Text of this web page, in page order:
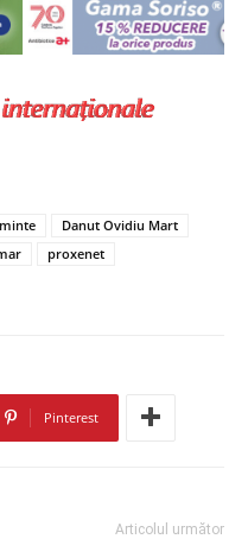
Danut Ovidiu Mart
proxenet
Pinterest
Articolul următor